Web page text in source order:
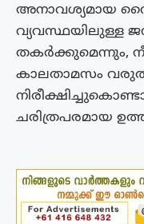
അനാവശ്യമായ
വ്യവസ്ഥയിലുള്ള
തകർക്കുമെന്നും,
കാലതാമസം
ചരിത്രപരമായ